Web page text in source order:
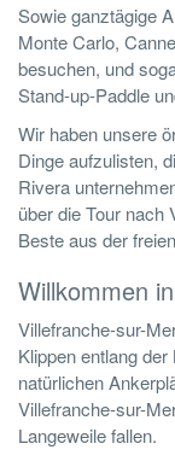
Sowie ganztägige
Monte Carlo,
besuchen, und
Stand-up-Paddle
Wir haben unsere
Dinge aufzulisten,
Rivera
über die Tour nach
Beste aus der
Willkommen
Villefranche-sur-
Klippen entlang
natürlichen
Villefranche-sur-
Langeweile fallen.